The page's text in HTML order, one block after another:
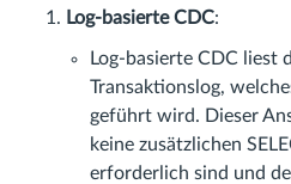
Log-basierte CDC:
Log-basierte CDC liest
Transaktionslog,
geführt wird. Dieser
keine zusätzlichen
erforderlich sind und